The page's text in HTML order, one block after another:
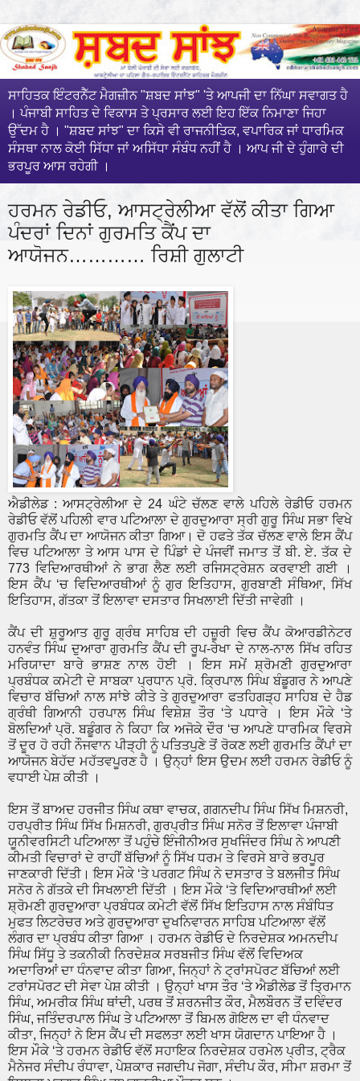
ਸਾਹਿਤਕ ਇੰਟਰਨੈੱਟ ਮੈਗਜ਼ੀਨ "ਸ਼ਬਦ ਸਾਂਝ" 'ਤੇ ਆਪਜੀ ਦਾ ਨਿੱਘਾ ਸਵਾਗਤ ਹੈ
। ਪੰਜਾਬੀ ਸਾਹਿਤ ਦੇ ਵਿਕਾਸ ਤੇ ਪ੍ਰਸਾਰ ਲਈ ਇਹ ਇੱਕ ਨਿਮਾਣਾ ਜਿਹਾ
ਉੱਦਮ ਹੈ । "ਸ਼ਬਦ ਸਾਂਝ" ਦਾ ਕਿਸੇ ਵੀ ਰਾਜਨੀਤਿਕ, ਵਪਾਰਿਕ ਜਾਂ ਧਾਰਮਿਕ
ਸੰਸਥਾ ਨਾਲ ਕੋਈ ਸਿੱਧਾ ਜਾਂ ਅਸਿੱਧਾ ਸੰਬੰਧ ਨਹੀਂ ਹੈ । ਆਪ ਜੀ ਦੇ ਹੁੰਗਾਰੇ ਦੀ
ਭਰਪੂਰ ਆਸ ਰਹੇਗੀ ।
ਹਰਮਨ ਰੇਡੀਓ, ਆਸਟ੍ਰੇਲੀਆ ਵੱਲੋਂ ਕੀਤਾ ਗਿਆ
ਪੰਦਰਾਂ ਦਿਨਾਂ ਗੁਰਮਤਿ ਕੈਂਪ ਦਾ
ਆਯੋਜਨ………… ਰਿਸ਼ੀ ਗੁਲਾਟੀ
ਐਡੀਲੇਡ : ਆਸਟ੍ਰੇਲੀਆ ਦੇ 24 ਘੰਟੇ ਚੱਲਣ ਵਾਲੇ ਪਹਿਲੇ ਰੇਡੀਓ ਹਰਮਨ
ਰੇਡੀਓ ਵੱਲੋਂ ਪਹਿਲੀ ਵਾਰ ਪਟਿਆਲਾ ਦੇ ਗੁਰਦੁਆਰਾ ਸ੍ਰੀ ਗੁਰੂ ਸਿੰਘ ਸਭਾ ਵਿਖੇ
ਗੁਰਮਤਿ ਕੈਂਪ ਦਾ ਆਯੋਜਨ ਕੀਤਾ ਗਿਆ। ਦੋ ਹਫਤੇ ਤੱਕ ਚੱਲਣ ਵਾਲੇ ਇਸ ਕੈਂਪ
ਵਿਚ ਪਟਿਆਲਾ ਤੇ ਆਸ ਪਾਸ ਦੇ ਪਿੰਡਾਂ ਦੇ ਪੰਜਵੀਂ ਜਮਾਤ ਤੋਂ ਬੀ. ਏ. ਤੱਕ ਦੇ
773 ਵਿਦਿਆਰਥੀਆਂ ਨੇ ਭਾਗ ਲੈਣ ਲਈ ਰਜਿਸਟ੍ਰੇਸ਼ਨ ਕਰਵਾਈ ਗਈ ।
ਇਸ ਕੈਂਪ ‘ਚ ਵਿਦਿਆਰਥੀਆਂ ਨੂੰ ਗੁਰ ਇਤਿਹਾਸ, ਗੁਰਬਾਣੀ ਸੰਥਿਆ, ਸਿੱਖ
ਇਤਿਹਾਸ, ਗੱਤਕਾ ਤੋਂ ਇਲਾਵਾ ਦਸਤਾਰ ਸਿਖਲਾਈ ਦਿੱਤੀ ਜਾਵੇਗੀ ।
ਕੈਂਪ ਦੀ ਸ਼ੁਰੂਆਤ ਗੁਰੂ ਗ੍ਰੰਥ ਸਾਹਿਬ ਦੀ ਹਜ਼ੂਰੀ ਵਿਚ ਕੈਂਪ ਕੋਆਰਡੀਨੇਟਰ
ਹਨਵੰਤ ਸਿੰਘ ਦੁਆਰਾ ਗੁਰਮਤਿ ਕੈਂਪ ਦੀ ਰੂਪ-ਰੇਖਾ ਦੇ ਨਾਲ-ਨਾਲ ਸਿੱਖ ਰਹਿਤ
ਮਰਿਯਾਦਾ ਬਾਰੇ ਭਾਸ਼ਣ ਨਾਲ ਹੋਈ । ਇਸ ਸਮੇਂ ਸ਼੍ਰੋਮਣੀ ਗੁਰਦੁਆਰਾ
ਪ੍ਰਬੰਧਕ ਕਮੇਟੀ ਦੇ ਸਾਬਕਾ ਪ੍ਰਧਾਨ ਪ੍ਰੋ. ਕ੍ਰਿਪਾਲ ਸਿੰਘ ਬੰਡੂਗਰ ਨੇ ਆਪਣੇ
ਵਿਚਾਰ ਬੱਚਿਆਂ ਨਾਲ ਸਾਂਝੇ ਕੀਤੇ ਤੇ ਗੁਰਦੁਆਰਾ ਫਤਹਿਗੜ੍ਹ ਸਾਹਿਬ ਦੇ ਹੈਡ
ਗ੍ਰੰਥੀ ਗਿਆਨੀ ਹਰਪਾਲ ਸਿੰਘ ਵਿਸ਼ੇਸ਼ ਤੌਰ ‘ਤੇ ਪਧਾਰੇ । ਇਸ ਮੌਕੇ ‘ਤੇ
ਬੋਲਦਿਆਂ ਪ੍ਰੋ. ਬਡੂੰਗਰ ਨੇ ਕਿਹਾ ਕਿ ਅਜੋਕੇ ਦੌਰ ‘ਚ ਆਪਣੇ ਧਾਰਮਿਕ ਵਿਰਸੇ
ਤੋਂ ਦੂਰ ਹੋ ਰਹੀ ਨੌਜਵਾਨ ਪੀੜ੍ਹੀ ਨੂੰ ਪਤਿਤਪੁਣੇ ਤੋਂ ਰੋਕਣ ਲਈ ਗੁਰਮਤਿ ਕੈਂਪਾਂ ਦਾ
ਆਯੋਜਨ ਬੇਹੱਦ ਮਹੱਤਵਪੂਰਣ ਹੈ । ਉਨ੍ਹਾਂ ਇਸ ਉਦਮ ਲਈ ਹਰਮਨ ਰੇਡੀਓ ਨੂੰ
ਵਧਾਈ ਪੇਸ਼ ਕੀਤੀ ।
ਇਸ ਤੋਂ ਬਾਅਦ ਹਰਜੀਤ ਸਿੰਘ ਕਥਾ ਵਾਚਕ, ਗਗਨਦੀਪ ਸਿੰਘ ਸਿੱਖ ਮਿਸ਼ਨਰੀ,
ਹਰਪ੍ਰੀਤ ਸਿੰਘ ਸਿੱਖ ਮਿਸ਼ਨਰੀ, ਗੁਰਪ੍ਰੀਤ ਸਿੰਘ ਸਨੋਰ ਤੋਂ ਇਲਾਵਾ ਪੰਜਾਬੀ
ਯੂਨੀਵਰਸਿਟੀ ਪਟਿਆਲਾ ਤੋਂ ਪਹੁੰਚੇ ਇੰਜੀਨੀਅਰ ਸੁਖਜਿੰਦਰ ਸਿੰਘ ਨੇ ਆਪਣੀ
ਕੀਮਤੀ ਵਿਚਾਰਾਂ ਦੇ ਰਾਹੀਂ ਬੱਚਿਆਂ ਨੂੰ ਸਿੱਖ ਧਰਮ ਤੇ ਵਿਰਸੇ ਬਾਰੇ ਭਰਪੂਰ
ਜਾਣਕਾਰੀ ਦਿੱਤੀ। ਇਸ ਮੌਕੇ ‘ਤੇ ਪਰਗਟ ਸਿੰਘ ਨੇ ਦਸਤਾਰ ਤੇ ਬਲਜੀਤ ਸਿੰਘ
ਸਨੋਰ ਨੇ ਗੱਤਕੇ ਦੀ ਸਿਖਲਾਈ ਦਿੱਤੀ । ਇਸ ਮੌਕੇ ‘ਤੇ ਵਿਦਿਆਰਥੀਆਂ ਲਈ
ਸ਼੍ਰੋਮਣੀ ਗੁਰਦੁਆਰਾ ਪ੍ਰਬੰਧਕ ਕਮੇਟੀ ਵੱਲੋਂ ਸਿੱਖ ਇਤਿਹਾਸ ਨਾਲ ਸੰਬੰਧਿਤ
ਮੁਫਤ ਲਿਟਰੇਚਰ ਅਤੇ ਗੁਰਦੁਆਰਾ ਦੁਖਨਿਵਾਰਨ ਸਾਹਿਬ ਪਟਿਆਲਾ ਵੱਲੋਂ
ਲੰਗਰ ਦਾ ਪ੍ਰਬੰਧ ਕੀਤਾ ਗਿਆ । ਹਰਮਨ ਰੇਡੀਓ ਦੇ ਨਿਰਦੇਸ਼ਕ ਅਮਨਦੀਪ
ਸਿੰਘ ਸਿੱਧੂ ਤੇ ਤਕਨੀਕੀ ਨਿਰਦੇਸ਼ਕ ਸਰਬਜੀਤ ਸਿੰਘ ਵੱਲੋਂ ਵਿਦਿਅਕ
ਅਦਾਰਿਆਂ ਦਾ ਧੰਨਵਾਦ ਕੀਤਾ ਗਿਆ, ਜਿਨ੍ਹਾਂ ਨੇ ਟ੍ਰਾਂਸਪੋਰਟ ਬੱਚਿਆਂ ਲਈ
ਟਰਾਂਸਪੋਰਟ ਦੀ ਸੇਵਾ ਪੇਸ਼ ਕੀਤੀ । ਉਨ੍ਹਾਂ ਖਾਸ ਤੌਰ ‘ਤੇ ਐਡੀਲੇਡ ਤੋਂ ਤ੍ਰਿਮਾਨ
ਸਿੰਘ, ਅਮਰੀਕ ਸਿੰਘ ਥਾਂਦੀ, ਪਰਥ ਤੋਂ ਸ਼ਰਨਜੀਤ ਕੌਰ, ਮੈਲਬੌਰਨ ਤੋਂ ਦਵਿੰਦਰ
ਸਿੰਘ, ਜਤਿੰਦਰਪਾਲ ਸਿੰਘ ਤੇ ਪਟਿਆਲਾ ਤੋਂ ਬਿਮਲ ਗੋਇਲ ਦਾ ਵੀ ਧੰਨਵਾਦ
ਕੀਤਾ, ਜਿਨ੍ਹਾਂ ਨੇ ਇਸ ਕੈਂਪ ਦੀ ਸਫਲਤਾ ਲਈ ਖਾਸ ਯੋਗਦਾਨ ਪਾਇਆ ਹੈ ।
ਇਸ ਮੌਕੇ ‘ਤੇ ਹਰਮਨ ਰੇਡੀਓ ਵੱਲੋਂ ਸਹਾਇਕ ਨਿਰਦੇਸ਼ਕ ਹਰਮੇਲ ਪ੍ਰੀਤ, ਟ੍ਰੈਕ
ਮੈਨੇਜਰ ਸੰਦੀਪ ਰੰਧਾਵਾ, ਪੇਸ਼ਕਾਰ ਜਗਦੀਪ ਜੋਗਾ, ਸੰਦੀਪ ਕੌਰ, ਸੀਮਾ ਸ਼ਰਮਾ ਤੋਂ